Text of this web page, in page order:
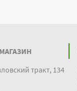
тракт, 134